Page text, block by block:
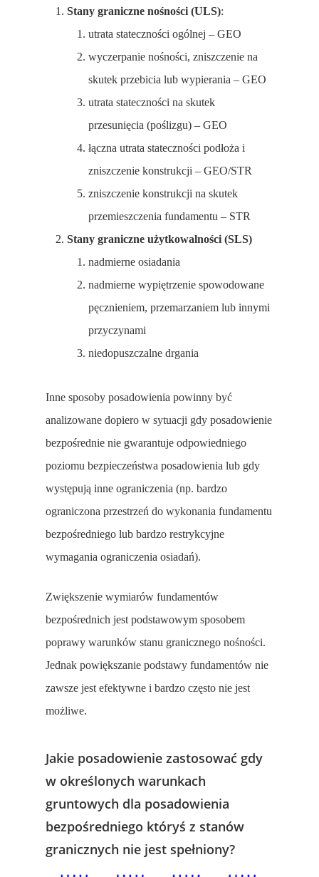
Stany graniczne nośności (ULS):
utrata stateczności ogólnej – GEO
wyczerpanie nośności, zniszczenie na
skutek przebicia lub wypierania – GEO
utrata stateczności na skutek
przesunięcia (poślizgu) – GEO
łączna utrata stateczności podłoża i
zniszczenie konstrukcji – GEO/STR
zniszczenie konstrukcji na skutek
przemieszczenia fundamentu – STR
Stany graniczne użytkowalności (SLS)
nadmierne osiadania
nadmierne wypiętrzenie spowodowane
pęcznieniem, przemarzaniem lub innymi
przyczynami
niedopuszczalne drgania
Inne sposoby posadowienia powinny być
analizowane dopiero w sytuacji gdy posadowienie
bezpośrednie nie gwarantuje odpowiedniego
poziomu bezpieczeństwa posadowienia lub gdy
występują inne ograniczenia (np. bardzo
ograniczona przestrzeń do wykonania fundamentu
bezpośredniego lub bardzo restrykcyjne
wymagania ograniczenia osiadań).
Zwiększenie wymiarów fundamentów
bezpośrednich jest podstawowym sposobem
poprawy warunków stanu granicznego nośności.
Jednak powiększanie podstawy fundamentów nie
zawsze jest efektywne i bardzo często nie jest
możliwe.
Jakie posadowienie zastosować gdy
w określonych warunkach
gruntowych dla posadowienia
bezpośredniego któryś z stanów
granicznych nie jest spełniony?